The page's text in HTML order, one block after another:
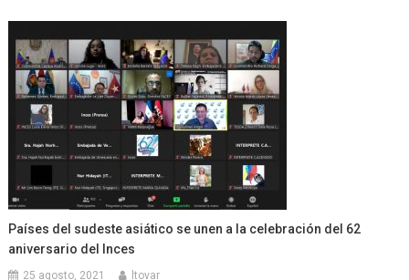
Países del sudeste asiático se unen a la celebración del 62
aniversario del Inces
25 agosto, 2021 ltovar